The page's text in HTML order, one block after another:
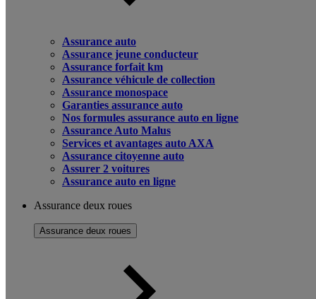
Assurance auto
Assurance jeune conducteur
Assurance forfait km
Assurance véhicule de collection
Assurance monospace
Garanties assurance auto
Nos formules assurance auto en ligne
Assurance Auto Malus
Services et avantages auto AXA
Assurance citoyenne auto
Assurer 2 voitures
Assurance auto en ligne
Assurance deux roues
Assurance deux roues